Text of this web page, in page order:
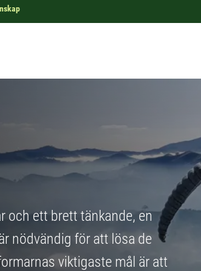
och ett brett tänkande, en
nödvändig för att lösa de
viktigaste mål är att